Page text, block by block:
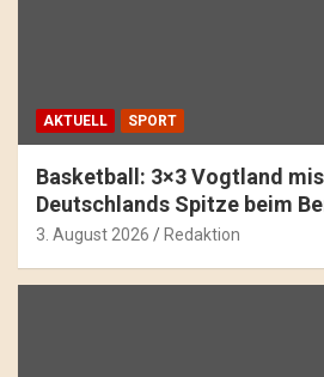
AKTUELL SPORT
Basketball: 3×3 Vogtland
Deutschlands Spitze beim
3. August 2026 Redaktion